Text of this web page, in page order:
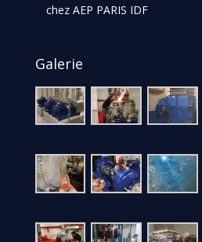
chez AEP PARIS IDF
Galerie